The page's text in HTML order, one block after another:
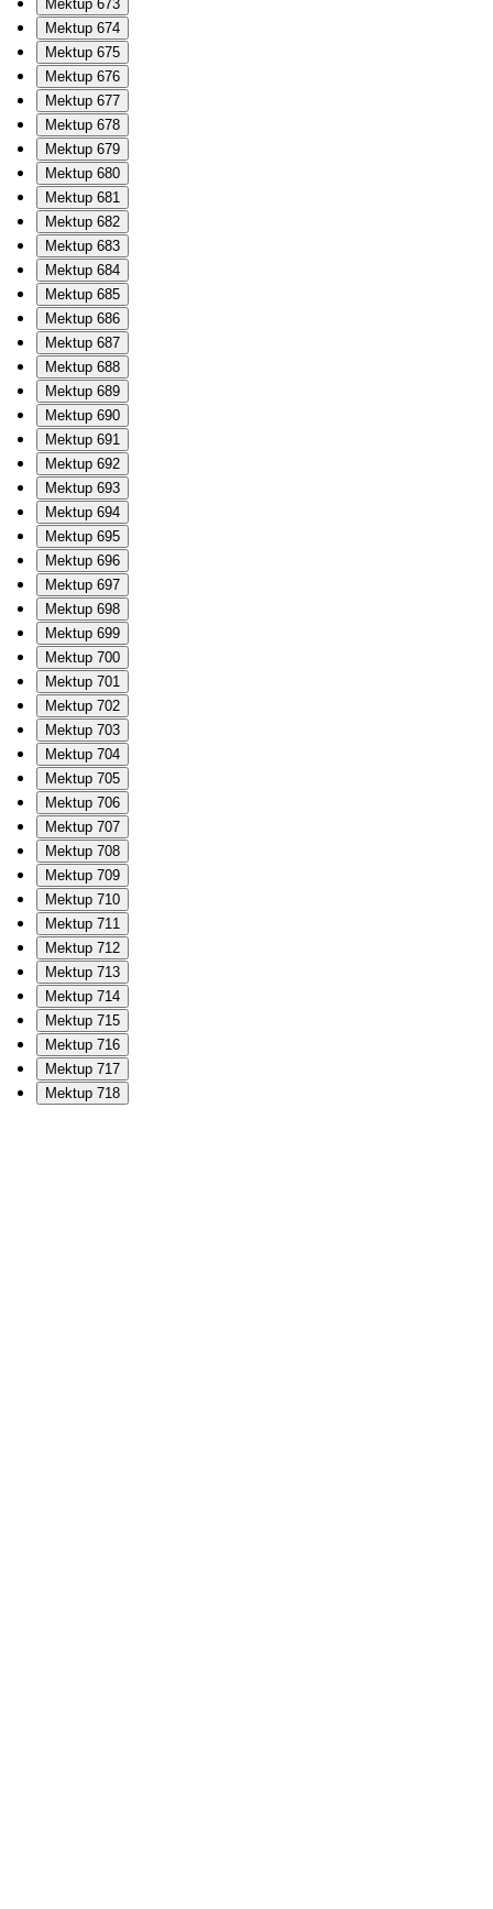
Mektup 673
Mektup 674
Mektup 675
Mektup 676
Mektup 677
Mektup 678
Mektup 679
Mektup 680
Mektup 681
Mektup 682
Mektup 683
Mektup 684
Mektup 685
Mektup 686
Mektup 687
Mektup 688
Mektup 689
Mektup 690
Mektup 691
Mektup 692
Mektup 693
Mektup 694
Mektup 695
Mektup 696
Mektup 697
Mektup 698
Mektup 699
Mektup 700
Mektup 701
Mektup 702
Mektup 703
Mektup 704
Mektup 705
Mektup 706
Mektup 707
Mektup 708
Mektup 709
Mektup 710
Mektup 711
Mektup 712
Mektup 713
Mektup 714
Mektup 715
Mektup 716
Mektup 717
Mektup 718